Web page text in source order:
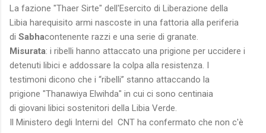
La fazione "Thaer Sirte" dell'Esercito di Liberazione della
Libia harequisito armi nascoste in una fattoria alla periferia
di Sabhacontenente razzi e una serie di granate.
Misurata: i ribelli hanno attaccato una prigione per uccidere i
detenuti libici e addossare la colpa alla resistenza. I
testimoni dicono che i “ribelli” stanno attaccando la
prigione "Thanawiya Elwihda" in cui ci sono centinaia
di giovani libici sostenitori della Libia Verde.
Il Ministero degli Interni del CNT ha confermato che non c'è